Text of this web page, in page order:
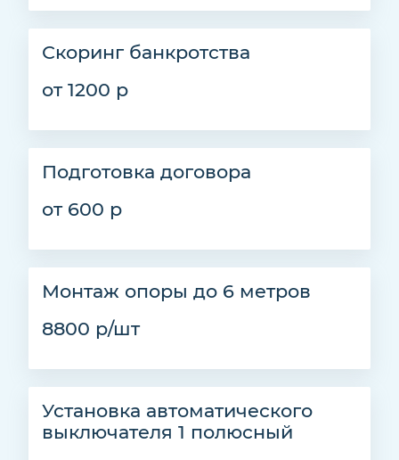
Скоринг банкротства
от 1200 р
Подготовка договора
от 600 р
Монтаж опоры до 6 метров
8800 р/шт
Установка автоматического
выключателя 1 полюсный